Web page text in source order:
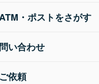
・ポストをさがす
い合わせ
依頼